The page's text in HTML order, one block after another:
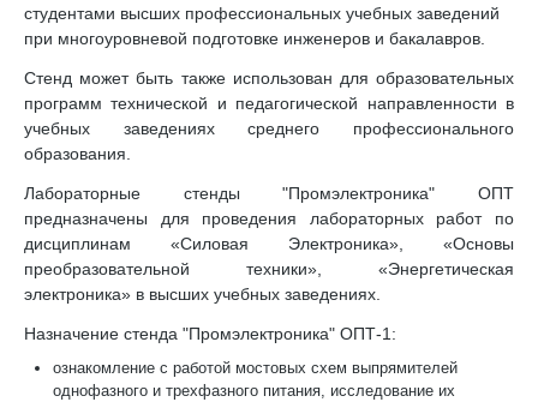
студентами высших профессиональных учебных заведений
при многоуровневой подготовке инженеров и бакалавров.
Стенд может быть также использован для образовательных
программ технической и педагогической направленности в
учебных заведениях среднего профессионального
образования.
Лабораторные стенды "Промэлектроника" ОПТ
предназначены для проведения лабораторных работ по
дисциплинам «Силовая Электроника», «Основы
преобразовательной техники», «Энергетическая
электроника» в высших учебных заведениях.
Назначение стенда "Промэлектроника" ОПТ-1:
ознакомление с работой мостовых схем выпрямителей
однофазного и трехфазного питания, исследование их